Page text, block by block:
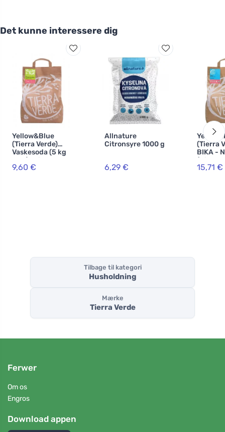
Det kunne interessere dig
Yellow&Blue
(Tierra Verde)
Vaskesoda (5 kg
sæk) - til
fremstilling af
9,60 €
Allnature
Citronsyre 1000 g
6,29 €
(Tierra
BIKA -
sæk)
15,71 €
Tilbage til kategori
Husholdning
Mærke
Tierra Verde
Ferwer
Om os
Engros
Download appen